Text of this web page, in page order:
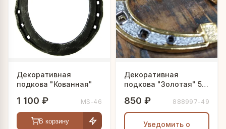
Декоративная
подкова "Кованная"
1 100 ₽ MS-46
В корзину
Декоративная
подкова "Золотая" 5
850 ₽ 888997-49
Уведомить о